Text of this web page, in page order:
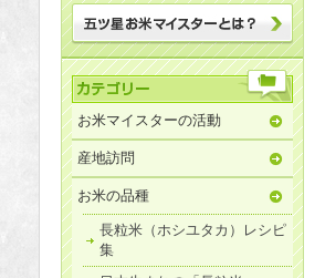
お米マイスターの活動
産地訪問
お米の品種
長粒米（ホシユタカ）レシピ
集